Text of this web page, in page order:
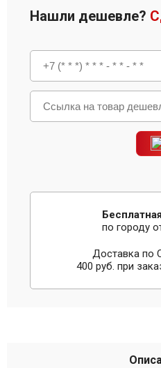
Нашли дешевле?
по городу
Доставка по
400 руб. при